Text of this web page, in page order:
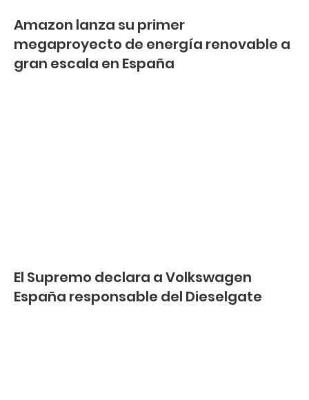
Amazon lanza su primer
megaproyecto de energía renovable a
gran escala en España
El Supremo declara a Volkswagen
España responsable del Dieselgate